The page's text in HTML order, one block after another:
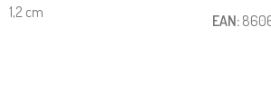
1,2 cm
EAN: